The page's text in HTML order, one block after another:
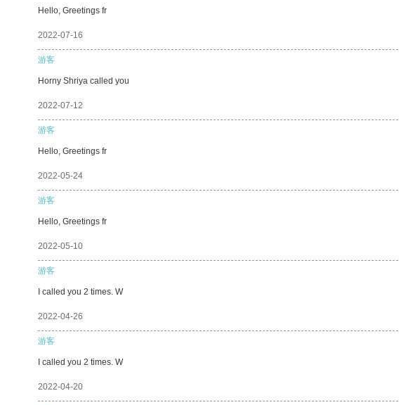
Hello, Greetings fr
2022-07-16
游客
Horny Shriya called you
2022-07-12
游客
Hello, Greetings fr
2022-05-24
游客
Hello, Greetings fr
2022-05-10
游客
I called you 2 times. W
2022-04-26
游客
I called you 2 times. W
2022-04-20